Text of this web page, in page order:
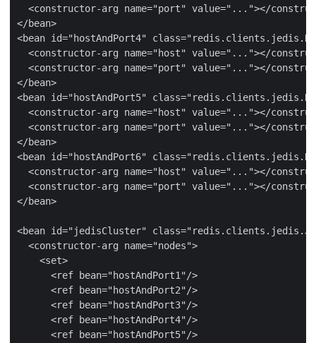
<constructor-arg name="port" value="..."></
</bean>
<bean id="hostAndPort4"
<constructor-arg name="host" value="..."></
<constructor-arg name="port" value="..."></
</bean>
<bean id="hostAndPort5"
<constructor-arg name="host" value="..."></
<constructor-arg name="port" value="..."></
</bean>
<bean id="hostAndPort6"
<constructor-arg name="host" value="..."></
<constructor-arg name="port" value="..."></
</bean>
<bean id="jedisCluster"
  <constructor-arg name="nodes">
    <set>
      <ref bean="hostAndPort1"/>
      <ref bean="hostAndPort2"/>
      <ref bean="hostAndPort3"/>
      <ref bean="hostAndPort4"/>
      <ref bean="hostAndPort5"/>